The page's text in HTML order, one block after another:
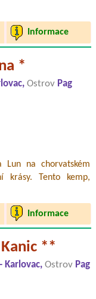
Informace
*
Ostrov Pag
Lun na chorvatském
krásy. Tento kemp,
Informace
**
Karlovac, Ostrov Pag